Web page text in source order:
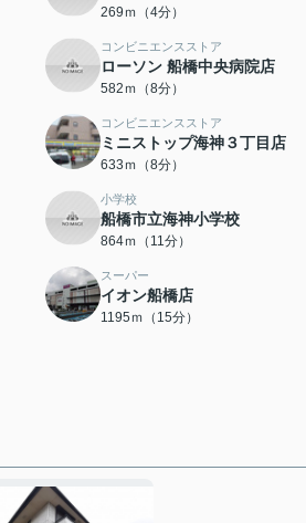
269ｍ（4分）
コンビニエンスストア
ローソン 船橋中央病院店
582ｍ（8分）
コンビニエンスストア
ミニストップ海神３丁目店
633ｍ（8分）
小学校
船橋市立海神小学校
864ｍ（11分）
スーパー
イオン船橋店
1195ｍ（15分）